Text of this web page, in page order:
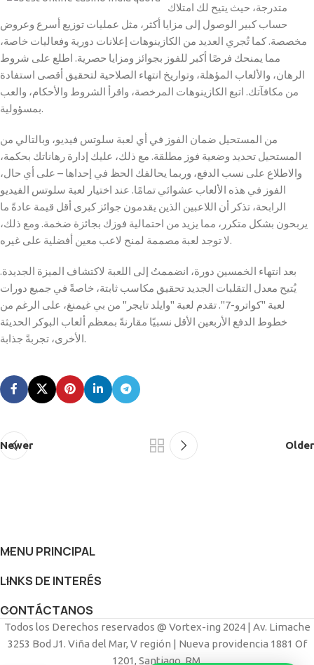
متدرجة، حيث يتيح لك امتلاك
حساب كبير الوصول إلى مزايا أكثر، مثل عمليات توزيع أسرع وعروض
مخصصة. كما تُجري العديد من الكازينوهات إعلانات دورية وفعاليات خاصة،
مما يمنحك فرصًا أكبر للفوز بجوائز ومزايا حصرية. اطلع على شروط
الرهان، والألعاب المؤهلة، وتواريخ انتهاء الصلاحية لتحقيق أقصى استفادة
من مكافآتك. اتبع الكازينوهات المرخصة، واقرأ الشروط والأحكام، والعب
بمسؤولية.
من المستحيل ضمان الفوز في أي لعبة سلوتس فيديو، وبالتالي من
المستحيل تحديد وضعية فوز مطلقة. مع ذلك، عليك إدارة رهاناتك بحكمة،
والاطلاع على نسب الدفع، وربما يحالفك الحظ في إحداها – على أي حال،
الفوز في هذه الألعاب عشوائي تمامًا. عند اختيار لعبة سلوتس الفيديو
الرابحة، تذكر أن اللاعبين الذين يقدمون جوائز كبرى أقل قيمة عادةً ما
يربحون بشكل متكرر، مما يزيد من احتمالية فوزك بجائزة ضخمة. ومع ذلك،
لا توجد لعبة مصممة لمنح لاعب معين أفضلية على غيره.
بعد انتهاء الخمسين دورة، انضممتُ إلى اللعبة لاكتشاف الميزة الجديدة.
يُتيح معدل التقلبات الجديد تحقيق مكاسب ثابتة، خاصةً في جميع دورات
لعبة "كواترو-7". تقدم لعبة "وايلد تايجر" من بي غيمنغ، على الرغم من
خطوط الدفع الأربعين الأقل نسبيًا مقارنةً بمعظم ألعاب البوكر الحديثة
الأخرى، تجربةً جذابة.
Newer Older
MENU PRINCIPAL
LINKS DE INTERÉS
CONTÁCTANOS
Todos los Derechos reservados @ Vortex-ing 2024 | Av. Limache
3253 Bod J1. Viña del Mar, V región | Nueva providencia 1881 Of
1201, Santiago, RM.